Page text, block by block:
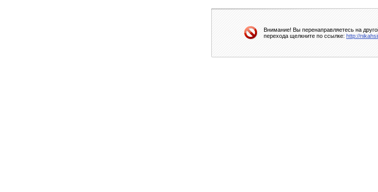
Внимание! Вы перенаправляетесь на
перехода щелкните по ссылке: http://